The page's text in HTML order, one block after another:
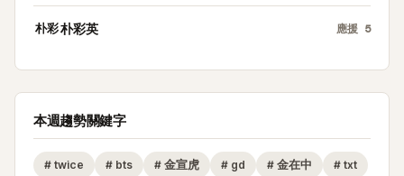
朴彩朴彩英 應援 5
本週趨勢關鍵字
# twice # bts # 金宣虎 # gd # 金在中 # txt